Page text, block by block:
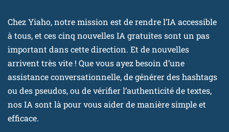
Chez Yiaho, notre mission est de rendre l’IA accessible
à tous, et ces cinq nouvelles IA gratuites sont un pas
important dans cette direction. Et de nouvelles
arrivent très vite ! Que vous ayez besoin d’une
assistance conversationnelle, de générer des hashtags
ou des pseudos, ou de vérifier l’authenticité de textes,
nos IA sont là pour vous aider de manière simple et
efficace.